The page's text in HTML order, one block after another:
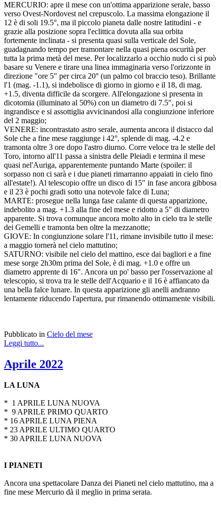
MERCURIO: apre il mese con un'ottima apparizione serale, basso
verso Ovest-Nordovest nel crepuscolo. La massima elongazione il
12 è di soli 19.5°, ma il piccolo pianeta dalle nostre latitudini - e
grazie alla posizione sopra l'eclittica dovuta alla sua orbita
fortemente inclinata - si presenta quasi sulla verticale del Sole,
guadagnando tempo per tramontare nella quasi piena oscurità per
tutta la prima metà del mese. Per localizzarlo a occhio nudo ci si può
basare su Venere e tirare una linea immaginaria verso l'orizzonte in
direzione "ore 5" per circa 20° (un palmo col braccio teso). Brillante
l'1 (mag. -1.1), si indebolisce di giorno in giorno e il 18, di mag.
+1.5, diventa difficile da scorgere. All'elongazione si presenta in
dicotomia (illuminato al 50%) con un diametro di 7.5", poi si
ingrandisce e si assottiglia avvicinandosi alla congiunzione inferiore
del 2 maggio;
VENERE: incontrastato astro serale, aumenta ancora il distacco dal
Sole che a fine mese raggiunge i 42°, splende di mag. -4.2 e
tramonta oltre 3 ore dopo l'astro diurno. Corre veloce tra le stelle del
Toro, intorno all'11 passa a sinistra delle Pleiadi e termina il mese
quasi nel'Auriga, apparentemente puntando Marte (spoiler: il
sorpasso non ci sarà e i due pianeti rimarranno appaiati in cielo fino
all'estate!). Al telescopio offre un disco di 15" in fase ancora gibbosa
e il 23 è pochi gradi sotto una notevole falce di Luna;
MARTE: prosegue nella lunga fase calante di questa apparizione,
indebolito a mag. +1.3 alla fine del mese e ridotto a 5" di diametro
apparente. Si trova comunque ancora molto alto in cielo tra le stelle
dei Gemelli e tramonta ben oltre la mezzanotte;
GIOVE: In congiunzione solare l'11, rimane invisibile tutto il mese:
a maggio tornerà nel cielo mattutino;
SATURNO: visibile nel cielo del mattino, esce dai bagliori e a fine
mese sorge 2h30m prima del Sole, è di mag. +1.0 e offre un
diametro apprente di 16". Ancora un po' basso per l'osservazione al
telescopio, si trova tra le stelle dell'Acquario e il 16 è affiancato da
una bella falce lunare. In questa apparizione gli anelli andranno
lentamente riducendo l'apertura, pur rimanendo ottimamente visibili.
Pubblicato in Cielo del mese
Leggi tutto...
Aprile 2022
LA LUNA
* 1 APRILE LUNA NUOVA
* 9 APRILE PRIMO QUARTO
* 16 APRILE LUNA PIENA
* 23 APRILE ULTIMO QUARTO
* 30 APRILE LUNA NUOVA
I PIANETI
Ancora una spettacolare Danza dei Pianeti nel cielo mattutino, ma a
fine mese Mercurio dà il meglio in prima serata.